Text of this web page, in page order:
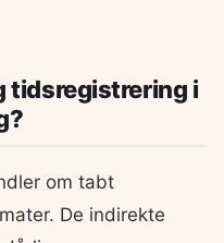
tidsregistrering i
om tabt
De indirekte